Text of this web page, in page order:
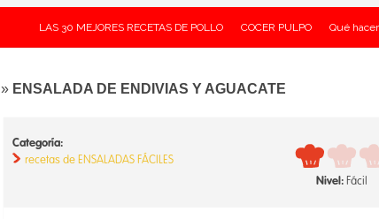
LAS 30 MEJORES RECETAS DE POLLO COCER PULPO Qué
» ENSALADA DE ENDIVIAS Y AGUACATE
Categoría:
recetas de ENSALADAS FÁCILES
Nivel: Fácil